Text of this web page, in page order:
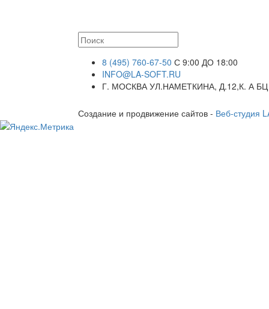
8 (495) 760-67-50 С 9:00 ДО 18:00
INFO@LA-SOFT.RU
Г. МОСКВА УЛ.НАМЕТКИНА, Д.12,К. А
Создание и продвижение сайтов - Веб-студия